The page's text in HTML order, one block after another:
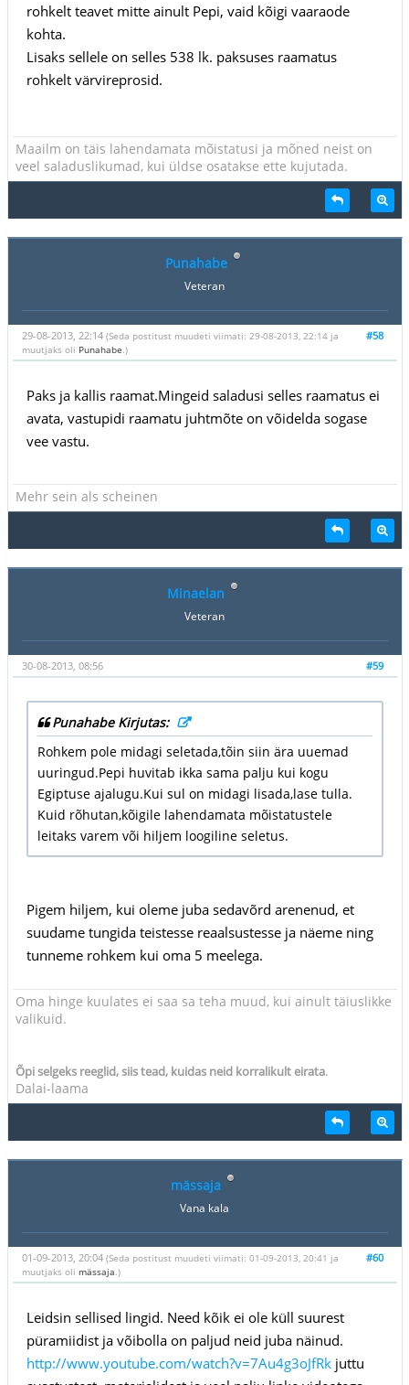
rohkelt teavet mitte ainult Pepi, vaid kõigi vaaraode
kohta.
Lisaks sellele on selles 538 lk. paksuses raamatus
rohkelt värvireprosid.
Maailm on täis lahendamata mõistatusi ja mõned neist on
veel saladuslikumad, kui üldse osatakse ette kujutada.
Punahabe
Veteran
#58
29-08-2013, 22:14 (Seda postitust muudeti viimati: 29-08-2013, 22:14 ja
muutjaks oli Punahabe .)
Paks ja kallis raamat.Mingeid saladusi selles raamatus ei
avata, vastupidi raamatu juhtmõte on võidelda sogase
vee vastu.
Mehr sein als scheinen
Minaelan
Veteran
#59
30-08-2013, 08:56
Punahabe Kirjutas:
Rohkem pole midagi seletada,tõin siin ära uuemad
uuringud.Pepi huvitab ikka sama palju kui kogu
Egiptuse ajalugu.Kui sul on midagi lisada,lase tulla.
Kuid rõhutan,kõigile lahendamata mõistatustele
leitaks varem või hiljem loogiline seletus.
Pigem hiljem, kui oleme juba sedavõrd arenenud, et
suudame tungida teistesse reaalsustesse ja näeme ning
tunneme rohkem kui oma 5 meelega.
Oma hinge kuulates ei saa sa teha muud, kui ainult täiuslikke
valikuid.
Õpi selgeks reeglid, siis tead, kuidas neid korralikult eirata.
Dalai-laama
mässaja
Vana kala
#60
01-09-2013, 20:04 (Seda postitust muudeti viimati: 01-09-2013, 20:41 ja
muutjaks oli mässaja .)
Leidsin sellised lingid. Need kõik ei ole küll suurest
püramiidist ja võibolla on paljud neid juba näinud.
http://www.youtube.com/watch?v=7Au4g3oJfRkjuttu